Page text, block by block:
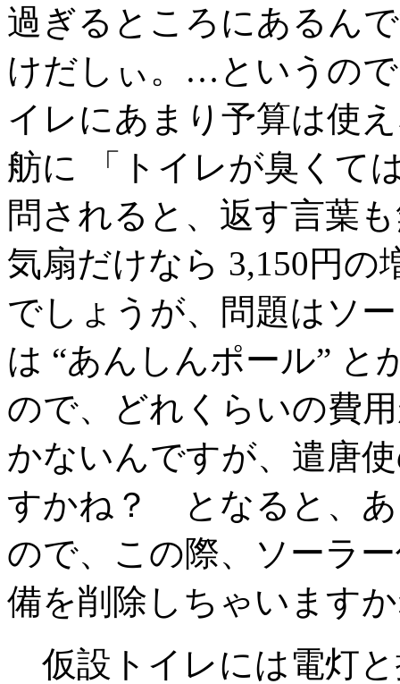
過ぎるところにあるん
けだしぃ。…というの
イレにあまり予算は使
舫に 「トイレが臭くて
問されると、返す言葉
気扇だけなら 3,150円
でしょうが、問題はソ
は “あんしんポール” と
ので、どれくらいの費
かないんですが、遣唐
すかね？ となると、
ので、この際、ソーラ
備を削除しちゃいます
仮設トイレには電灯